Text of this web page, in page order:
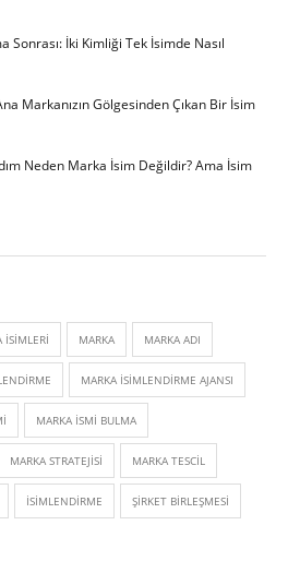
Sonrası: İki Kimliği Tek İsimde Nasıl
Markanızın Gölgesinden Çıkan Bir İsim
Neden Marka İsim Değildir? Ama İsim
ISIMLERI MARKA MARKA ADI
MARKA ISIMLENDIRME AJANSI
MARKA ISMI BULMA
MARKA STRATEJISI MARKA TESCIL
İSIMLENDIRME ŞIRKET BIRLEŞMESI